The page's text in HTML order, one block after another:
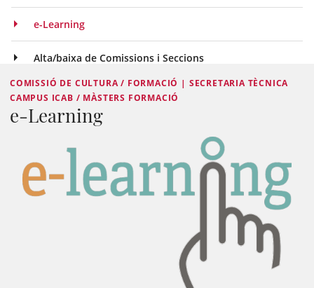
e-Learning
Alta/baixa de Comissions i Seccions
COMISSIÓ DE CULTURA / FORMACIÓ | SECRETARIA TÈCNICA
CAMPUS ICAB / MÀSTERS FORMACIÓ
e-Learning